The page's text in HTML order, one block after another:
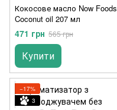
Кокосове масло Now Foods
Coconut oil 207 мл
471 грн 565 грн
Купити
−17%
3